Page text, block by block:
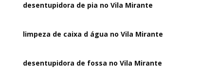
desentupidora de pia no Vila Mirante
limpeza de caixa d água no Vila Mirante
desentupidora de fossa no Vila Mirante